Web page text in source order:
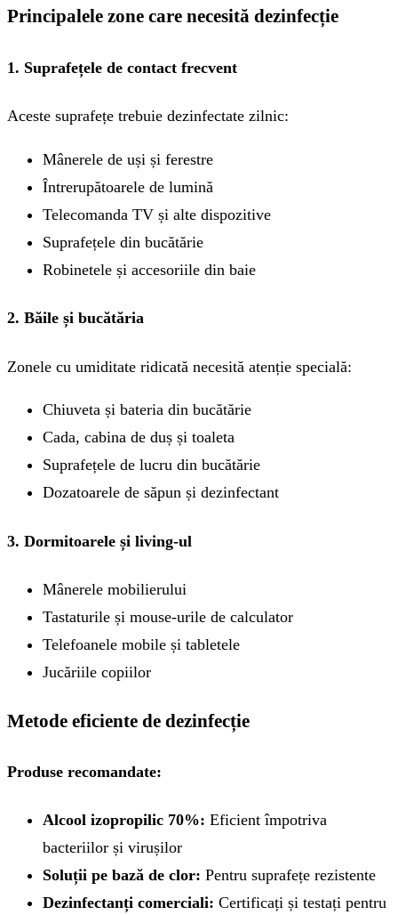
Principalele zone care necesită dezinfecție
1. Suprafețele de contact frecvent
Aceste suprafețe trebuie dezinfectate zilnic:
Mânerele de uși și ferestre
Întrerupătoarele de lumină
Telecomanda TV și alte dispozitive
Suprafețele din bucătărie
Robinetele și accesoriile din baie
2. Băile și bucătăria
Zonele cu umiditate ridicată necesită atenție specială:
Chiuveta și bateria din bucătărie
Cada, cabina de duș și toaleta
Suprafețele de lucru din bucătărie
Dozatoarele de săpun și dezinfectant
3. Dormitoarele și living-ul
Mânerele mobilierului
Tastaturile și mouse-urile de calculator
Telefoanele mobile și tabletele
Jucăriile copiilor
Metode eficiente de dezinfecție
Produse recomandate:
Alcool izopropilic 70%: Eficient împotriva
bacteriilor și virușilor
Soluții pe bază de clor: Pentru suprafețe rezistente
Dezinfectanți comerciali: Certificați și testați pentru